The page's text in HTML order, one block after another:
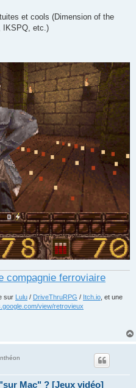
et cools (Dimension of the
IKSPQ, etc.)
compagnie ferroviaire
sur Lulu / DriveThruRPG / Itch.io , et une
view/retrovieux
Mac" ? [Jeux vidéo]